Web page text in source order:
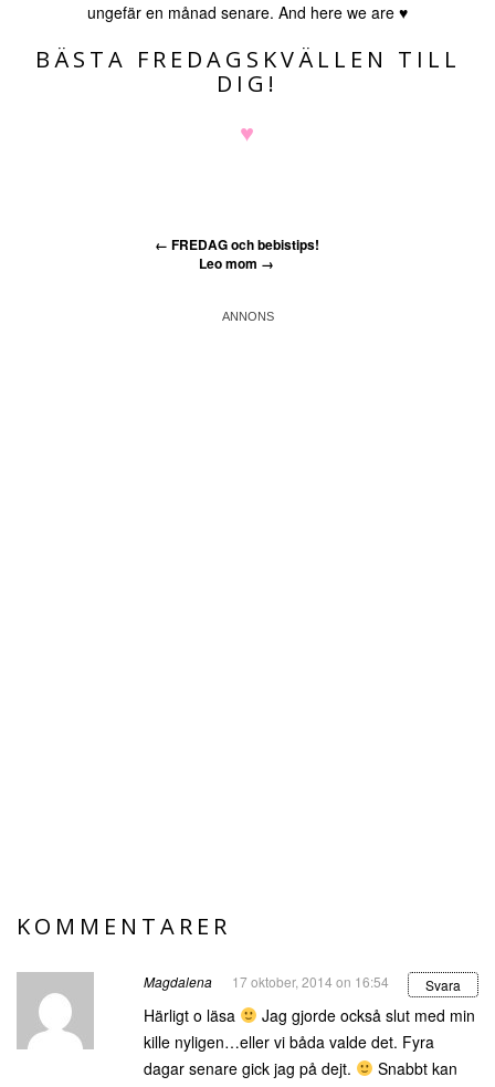
ungefär en månad senare. And here we are ♥
BÄSTA FREDAGSKVÄLLEN TILL
DIG!
♥
← FREDAG och bebistips!
Leo mom →
KOMMENTARER
Magdalena 17 oktober, 2014 on 16:54 Svara
Härligt o läsa
Jag gjorde också slut med min
kille nyligen…eller vi båda valde det. Fyra
dagar senare gick jag på dejt.
Snabbt kan